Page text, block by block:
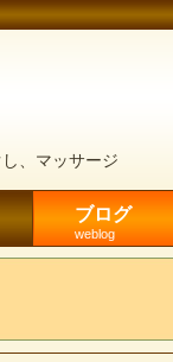
、マッサージ
ブログ
weblog